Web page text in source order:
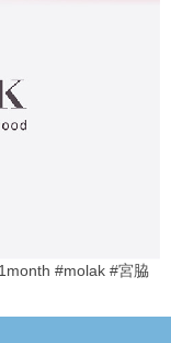
#molak #宮脇